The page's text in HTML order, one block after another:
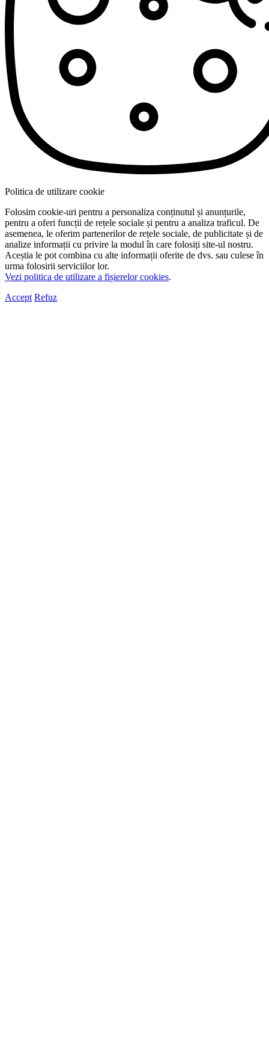
Politica de utilizare cookie
Folosim cookie-uri pentru a personaliza conținutul și anunțurile,
pentru a oferi funcții de rețele sociale și pentru a analiza traficul. De
asemenea, le oferim partenerilor de rețele sociale, de publicitate și de
analize informații cu privire la modul în care folosiți site-ul nostru.
Aceștia le pot combina cu alte informații oferite de dvs. sau culese în
urma folosirii serviciilor lor.
Vezi politica de utilizare a fișierelor cookies.
Accept Refuz